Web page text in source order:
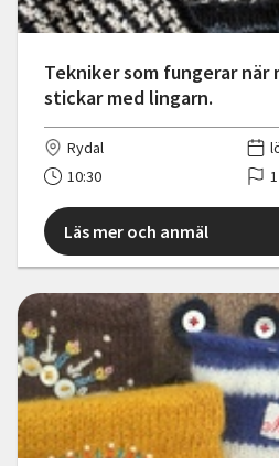
Tekniker som fungerar när
stickar med lingarn.
Rydal
10:30
Läs mer och anmäl